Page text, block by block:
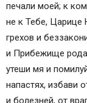
печали моей; к
не к Тебе, Царице
грехов и
и Прибежище рода
утеши мя и
напастях, избави
и болезней, от